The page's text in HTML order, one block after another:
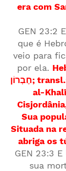
era com
GEN 23:2
que é
veio para
por ela.
חֶבְרוֹן; transl.: Ḥevron; em árabe: الخليل; transl.:
al-
Sua
Situada na
abriga os
GEN 23:3
sua